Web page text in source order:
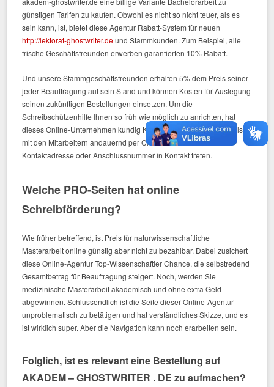
günstigen Tarifen zu kaufen. Obwohl es nicht so nicht teuer, als es
sein kann, ist, bietet diese Agentur Rabatt-System für neuen
http://lektorat-ghostwriter.deund Stammkunden. Zum Beispiel, alle
frische Geschäftsfreunden erwerben garantierten 10% Rabatt.
Und unsere Stammgeschäftsfreunden erhalten 5% dem Preis seiner
jeder Beauftragung auf sein Stand und können Kosten für Auslegung
seinen zukünftigen Bestellungen einsetzen. Um die
Schreibschützenhilfe Ihnen so früh wie möglich zu anrichten, hat
dieses Online-Unternehmen kundig Kundenpflege. Es ist allenfallsig
mit den Mitarbeitern andauernd per Chat auf der Seite,
Kontaktadresse oder Anschlussnummer in Kontakt treten.
Welche PRO-Seiten hat online
Schreibförderung?
Wie früher betreffend, ist Preis für naturwissenschaftliche
Masterarbeit online günstig aber nicht zu bezahlbar. Dabei zusichert
diese Online-Agentur Top-Wissenschaftler Chance, die selbstredend
Gesamtbetrag für Beauftragung steigert. Noch, werden Sie
medizinische Masterarbeit akademisch und ohne extra Geld
abgewinnen. Schlussendlich ist die Seite dieser Online-Agentur
unproblematisch zu betätigen und hat verständliches Skizze, und es
ist wirklich super. Aber die Navigation kann noch erarbeiten sein.
Folglich, ist es relevant eine Bestellung auf
AKADEM – GHOSTWRITER . DE zu aufmachen?